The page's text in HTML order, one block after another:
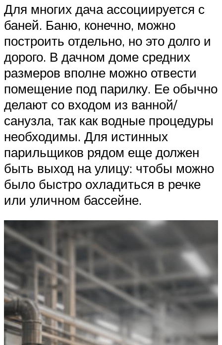
Для многих дача ассоциируется с
баней. Баню, конечно, можно
построить отдельно, но это долго и
дорого. В дачном доме средних
размеров вполне можно отвести
помещение под парилку. Ее обычно
делают со входом из ванной/
санузла, так как водные процедуры
необходимы. Для истинных
парильщиков рядом еще должен
быть выход на улицу: чтобы можно
было быстро охладиться в речке
или уличном бассейне.